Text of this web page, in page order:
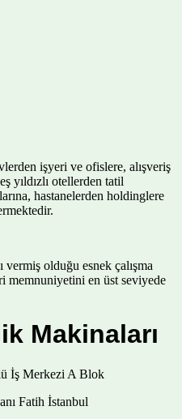
işyeri ve ofislere, alışveriş
yıldızlı otellerden tatil
hastanelerden holdinglere
vermiş olduğu esnek çalışma
memnuniyetini en üst seviyede
Makinaları
İş Merkezi A Blok
Fatih İstanbul